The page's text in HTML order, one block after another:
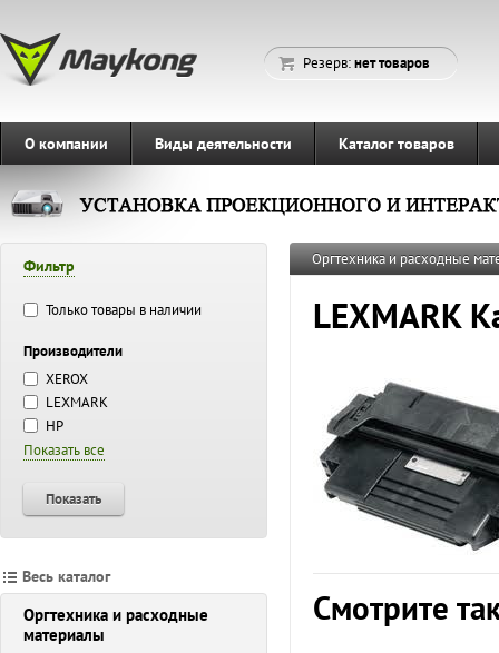
Резерв:нет товаров
О компании Виды деятельности Каталог товаров
Фильтр
Только товары в наличии
Производители
XEROX
LEXMARK
HP
Показать все
Показать
Весь каталог
Оргтехника и расходные
материалы
Оргтехника и расходные
LEXMARK
Смотрите